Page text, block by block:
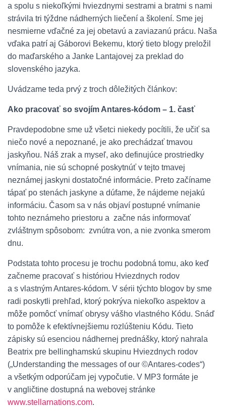
a spolu s niekoľkými hviezdnymi sestrami a bratmi s nami
strávila tri týždne nádherných liečení a školení. Sme jej
nesmierne vďačné za jej obetavú a zaviazanú prácu. Naša
vďaka patrí aj Gáborovi Bekemu, ktorý tieto blogy preložil
do maďarského a Janke Lantajovej za preklad do
slovenského jazyka.
Uvádzame teda prvý z troch dôležitých článkov:
Ako pracovať so svojím Antares-kódom – 1. časť
Pravdepodobne sme už všetci niekedy pocítili, že učiť sa
niečo nové a nepoznané, je ako prechádzať tmavou
jaskyňou. Náš zrak a myseľ, ako definujúce prostriedky
vnímania, nie sú schopné poskytnúť v tejto tmavej
neznámej jaskyni dostatočné informácie. Preto začíname
tápať po stenách jaskyne a dúfame, že nájdeme nejakú
informáciu. Časom sa v nás objaví postupné vnímanie
tohto neznámeho priestoru a začne nás informovať
zvláštnym spôsobom: zvnútra von, a nie zvonka smerom
dnu.
Podstata tohto procesu je trochu podobná tomu, ako keď
začneme pracovať s históriou Hviezdnych rodov
a s vlastným Antares-kódom. V sérii týchto blogov by sme
radi poskytli prehľad, ktorý pokrýva niekoľko aspektov a
môže pomôcť vnímať obrysy vášho vlastného Kódu. Snáď
to pomôže k efektívnejšiemu rozlúšteniu Kódu. Tieto
zápisky sú esenciou nádhernej prednášky, ktorý nahrala
Beatrix pre bellinghamskú skupinu Hviezdnych rodov
(„Understanding the messages of our ©Antares-codes“)
a všetkým odporúčam jej vypočutie. V MP3 formáte je
v angličtine dostupná na webovej stránke
www.stellarnations.com.